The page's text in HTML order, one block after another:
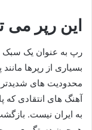
این رپر می
رپ به عنوان یک سبک
بسیاری از رپرها
محدودیت‌ های
آهنگ‌ های انتقادی که
به ایران نیست.